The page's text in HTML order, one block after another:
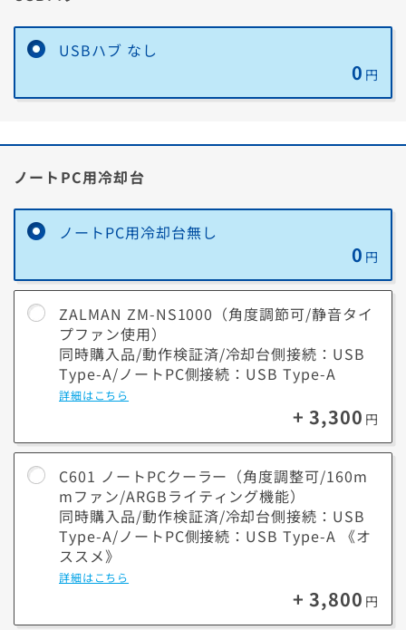
USBハブ なし
0 円
ノートPC用冷却台
ノートPC用冷却台無し
0 円
ZALMAN ZM-NS1000（角度調節可/静音タイ
プファン使用）
同時購入品/動作検証済/冷却台側接続：USB
Type-A/ノートPC側接続：USB Type-A
詳細はこちら
+ 3,300 円
C601 ノートPCクーラー（角度調整可/160m
mファン/ARGBライティング機能）
同時購入品/動作検証済/冷却台側接続：USB
Type-A/ノートPC側接続：USB Type-A 《オ
ススメ》
詳細はこちら
+ 3,800 円